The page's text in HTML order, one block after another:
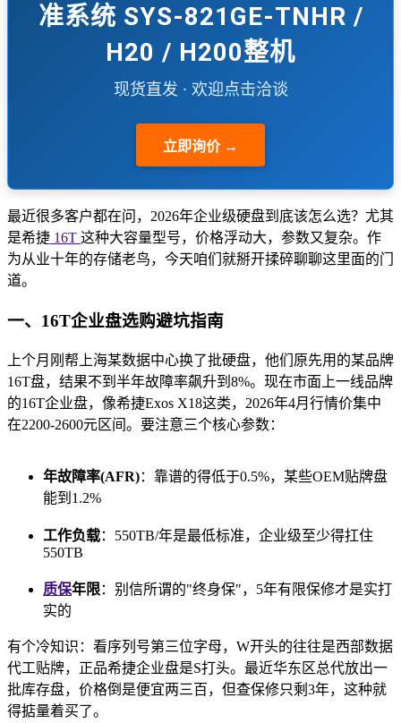
准系统 SYS-821GE-TNHR /
H20 / H200整机
现货直发 · 欢迎点击洽谈
立即询价 →
最近很多客户都在问，2026年企业级硬盘到底该怎么选？尤其
是希捷 16T 这种大容量型号，价格浮动大，参数又复杂。作
为从业十年的存储老鸟，今天咱们就掰开揉碎聊聊这里面的门
道。
一、16T企业盘选购避坑指南
上个月刚帮上海某数据中心换了批硬盘，他们原先用的某品牌
16T盘，结果不到半年故障率飙升到8%。现在市面上一线品牌
的16T企业盘，像希捷Exos X18这类，2026年4月行情价集中
在2200-2600元区间。要注意三个核心参数：
年故障率(AFR)：靠谱的得低于0.5%，某些OEM贴牌盘
能到1.2%
工作负载：550TB/年是最低标准，企业级至少得扛住
550TB
质保年限：别信所谓的"终身保"，5年有限保修才是实打
实的
有个冷知识：看序列号第三位字母，W开头的往往是西部数据
代工贴牌，正品希捷企业盘是S打头。最近华东区总代放出一
批库存盘，价格倒是便宜两三百，但查保修只剩3年，这种就
得掂量着买了。